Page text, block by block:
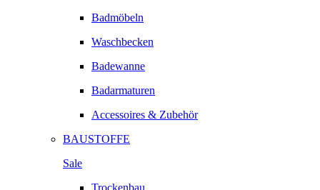
Badmöbeln
Waschbecken
Badewanne
Badarmaturen
Accessoires & Zubehör
BAUSTOFFE
Sale
Trockenbau